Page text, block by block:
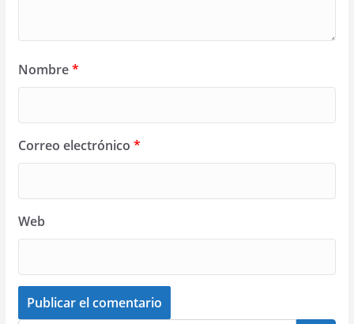
Nombre*
Correo electrónico *
Web